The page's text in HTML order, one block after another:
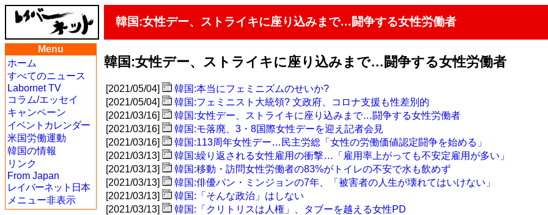
韓国:女性デー、ストライキに座り込みまで…闘争する女性労働者
Menu
ホーム
すべてのニュース
Labornet TV
コラム/エッセイ
キャンペーン
イベントカレンダー
米国労働運動
韓国の情報
リンク
From Japan
レイバーネット日本
メニュー非表示
韓国:女性デー、ストライキに座り込みまで…闘争する女性労働者
[2021/05/04]
韓国:本当にフェミニズムのせいか?
[2021/05/04]
韓国:フェミニスト大統領? 文政府、コロナ支援も性差別的
[2021/03/16]
韓国:女性デー、ストライキに座り込みまで…闘争する女性労働者
[2021/03/16]
韓国:モ落廃、3・8国際女性デーを迎え記者会見
[2021/03/16]
韓国:113周年女性デー…民主労総「女性の労働価値認定闘争を始める」
[2021/03/13]
韓国:繰り返される女性雇用の衝撃…「雇用率上がっても不安定雇用が多い」
[2021/03/13]
韓国:移動・訪問女性労働者の83%がトイレの不安で水も飲めず
[2021/03/13]
韓国:俳優パン・ミンジョンの7年、「被害者の人生が壊れてはいけない」
[2021/03/13]
韓国:「そんな政治」はしない
[2021/03/13]
韓国:「クリトリスは人権」、タブーを越える女性PD